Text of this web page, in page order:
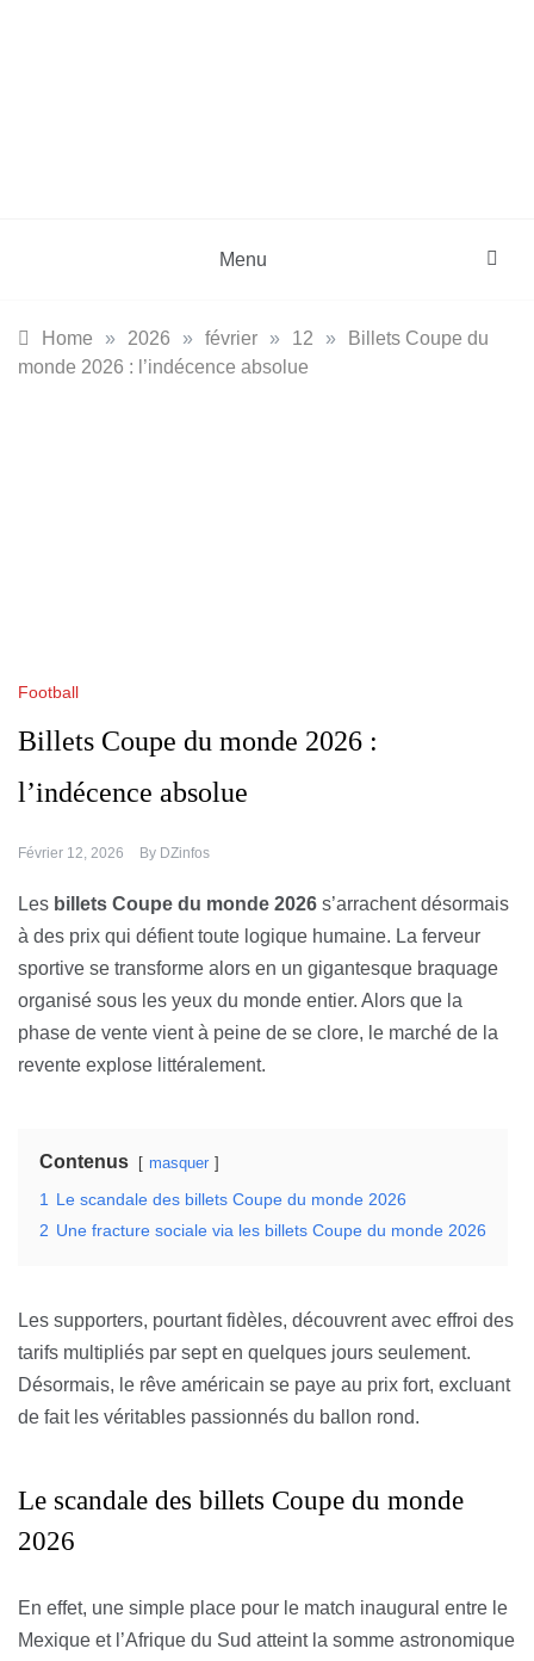
Menu
Home » 2026 » février » 12 »
Billets Coupe du
monde 2026 : l’indécence absolue
Football
Billets Coupe du monde 2026 :
l’indécence absolue
Février 12, 2026 By DZinfos
Les billets Coupe du monde 2026 s’arrachent désormais
à des prix qui défient toute logique humaine. La ferveur
sportive se transforme alors en un gigantesque braquage
organisé sous les yeux du monde entier. Alors que la
phase de vente vient à peine de se clore, le marché de la
revente explose littéralement.
Contenus masquer
1
Le scandale des billets Coupe du monde 2026
2 Une fracture sociale via les billets Coupe du monde 2026
Les supporters, pourtant fidèles, découvrent avec effroi des
tarifs multipliés par sept en quelques jours seulement.
Désormais, le rêve américain se paye au prix fort, excluant
de fait les véritables passionnés du ballon rond.
Le scandale des billets Coupe du monde
2026
En effet, une simple place pour le match inaugural entre le
Mexique et l’Afrique du Sud atteint la somme astronomique